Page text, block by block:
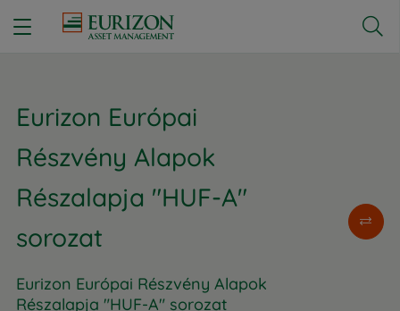

Eurizon Európai
Részvény Alapok
Részalapja "HUF-A"
sorozat
Eurizon Európai Részvény Alapok
Részalapja "HUF-A" sorozat